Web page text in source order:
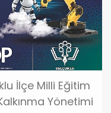
İlçe Milli Eğitim
Yönetimi